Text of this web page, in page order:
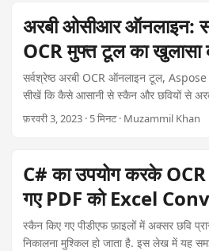
अरबी ओसीआर ऑनलाइन:
OCR मुफ्त टूल का खुलासा
सर्वश्रेष्ठ अरबी OCR ऑनलाइन टूल, Aspose
सीखें कि कैसे आसानी से स्कैन और छवियों से
मुफ्त में संपादित करने योग्य पाठ में परिवर्तित कर.
फ़रवरी 3, 2023 · 5 मिनट · Muzammil Khan
C# का उपयोग करके
गए PDF को Excel
स्कैन किए गए पीडीएफ फ़ाइलों में अक्सर छवि
निकालना मुश्किल हो जाता है. इस लेख में यह